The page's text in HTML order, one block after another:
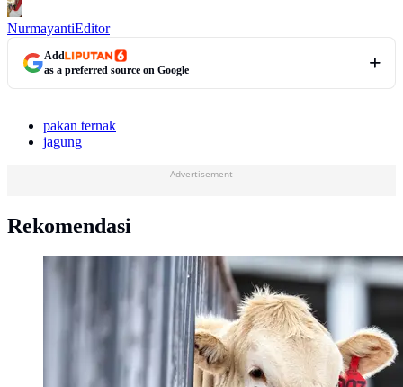
NurmayantiEditor
Add
as a preferred source on Google
pakan ternak
jagung
Advertisement
Rekomendasi